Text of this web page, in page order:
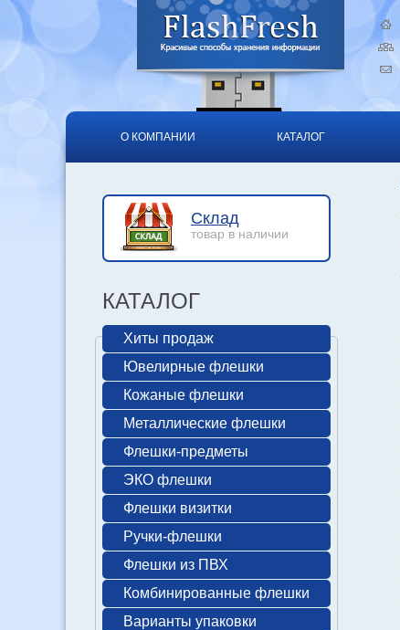
О КОМПАНИИ КАТАЛОГ
Склад
товар в наличии
КАТАЛОГ
Хиты продаж
Ювелирные флешки
Кожаные флешки
Металлические флешки
Флешки-предметы
ЭКО флешки
Флешки визитки
Ручки-флешки
Флешки из ПВХ
Комбинированные флешки
Варианты упаковки